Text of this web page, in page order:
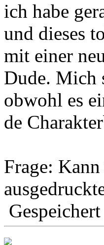
ich habe
und dieses
mit einer
Dude. Mich
obwohl es
de
Frage:
Gespeichert